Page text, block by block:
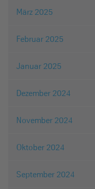
März 2025
Februar 2025
Januar 2025
Dezember 2024
November 2024
Oktober 2024
September 2024